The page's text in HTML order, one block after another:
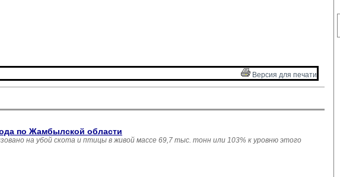
Версия для печати
по Жамбылской области
на убой скота и птицы в живой массе 69,7 тыс. тонн или 103% к уровню этого